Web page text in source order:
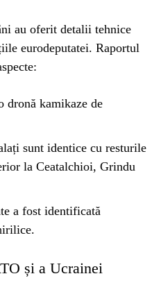
au oferit detalii tehnice
eurodeputatei. Raportul
dronă kamikaze de
sunt identice cu resturile
la Ceatalchioi, Grindu
a fost identificată
și a Ucrainei